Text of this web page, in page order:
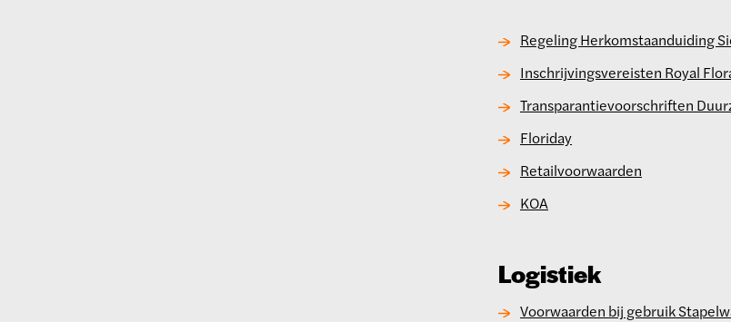
Regeling Herkomstaanduiding
Inschrijvingsvereisten Royal
Transparantievoorschriften
Floriday
Retailvoorwaarden
KOA
Logistiek
Voorwaarden bij gebruik